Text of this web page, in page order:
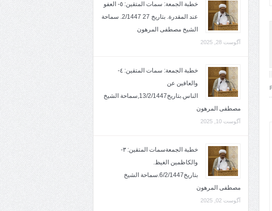
خطبة الجمعة: سمات المتقين: ٥- العفو
عند المقدرة. بتاريخ 27 2/1447. سماحة
الشيخ مصطفى المرهون
آگوست 28, 2025
خطبة الجمعة: سمات المتقين: ٤-
والعافين عن
الناس.بتاريخ13/2/1447,سماحة الشيخ
مصطفى المرهون
آگوست 10, 2025
خطبة الجمعةسمات المتقين: ٣-
والكاظمين الغيظ.
بتاريخ6/2/1447.سماحة الشيخ
مصطفى المرهون
آگوست 02, 2025